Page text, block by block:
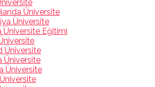
Üniversite
Üniversite
Üniversite Eğitimi
Üniversite
Üniversite
Üniversite